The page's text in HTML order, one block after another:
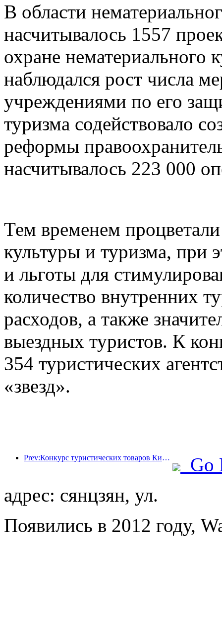
В области
насчитывалось 1557
охране нематериального
наблюдался рост числа
учреждениями по его
туризма содействовало
реформы
насчитывалось 223 000
Тем временем
культуры и туризма, при
и льготы для
количество внутренних
расходов, а также
выездных туристов. К
354 туристических
«звезд».
Prev:Конкурс туристических товаров Китая успешно прошел в Сянтане (провинция Хунань).
Go
адрес: сянцзян, ул.
Появились в 2012 году,